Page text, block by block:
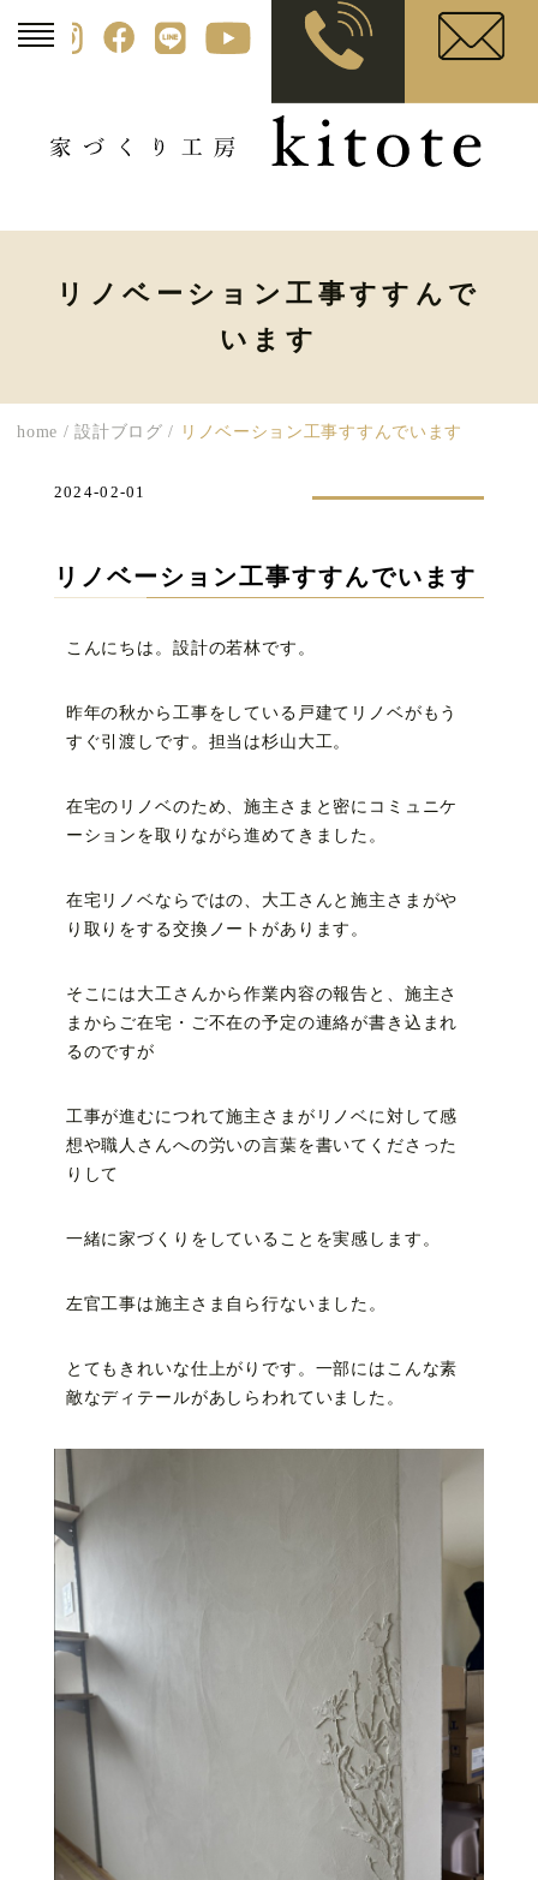
リノベーション工事すすんで
います
home /設計ブログ / リノベーション工事すすんでいます
リノベーション工事すすんでいます
2024-02-01
こんにちは。設計の若林です。
昨年の秋から工事をしている戸建てリノベがもう
すぐ引渡しです。担当は杉山大工。
在宅のリノベのため、施主さまと密にコミュニケ
ーションを取りながら進めてきました。
在宅リノベならではの、大工さんと施主さまがや
り取りをする交換ノートがあります。
そこには大工さんから作業内容の報告と、施主さ
まからご在宅・ご不在の予定の連絡が書き込まれ
るのですが
工事が進むにつれて施主さまがリノベに対して感
想や職人さんへの労いの言葉を書いてくださった
りして
一緒に家づくりをしていることを実感します。
左官工事は施主さま自ら行ないました。
とてもきれいな仕上がりです。一部にはこんな素
敵なディテールがあしらわれていました。